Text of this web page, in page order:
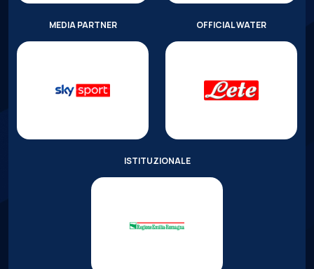
MEDIA PARTNER OFFICIAL WATER
ISTITUZIONALE